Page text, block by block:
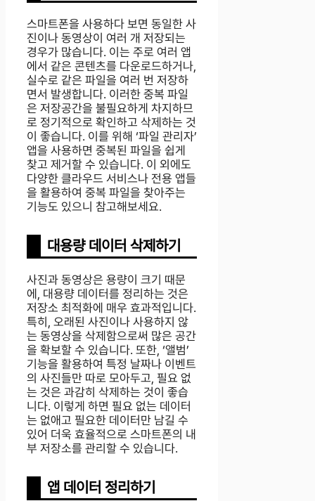
스마트폰을 사용하다 보면 동일한 사
진이나 동영상이 여러 개 저장되는
경우가 많습니다. 이는 주로 여러 앱
에서 같은 콘텐츠를 다운로드하거나,
실수로 같은 파일을 여러 번 저장하
면서 발생합니다. 이러한 중복 파일
은 저장공간을 불필요하게 차지하므
로 정기적으로 확인하고 삭제하는 것
이 좋습니다. 이를 위해 ‘파일 관리자’
앱을 사용하면 중복된 파일을 쉽게
찾고 제거할 수 있습니다. 이 외에도
다양한 클라우드 서비스나 전용 앱들
을 활용하여 중복 파일을 찾아주는
기능도 있으니 참고해보세요.
대용량 데이터 삭제하기
사진과 동영상은 용량이 크기 때문
에, 대용량 데이터를 정리하는 것은
저장소 최적화에 매우 효과적입니다.
특히, 오래된 사진이나 사용하지 않
는 동영상을 삭제함으로써 많은 공간
을 확보할 수 있습니다. 또한, ‘앨범’
기능을 활용하여 특정 날짜나 이벤트
의 사진들만 따로 모아두고, 필요 없
는 것은 과감히 삭제하는 것이 좋습
니다. 이렇게 하면 필요 없는 데이터
는 없애고 필요한 데이터만 남길 수
있어 더욱 효율적으로 스마트폰의 내
부 저장소를 관리할 수 있습니다.
앱 데이터 정리하기